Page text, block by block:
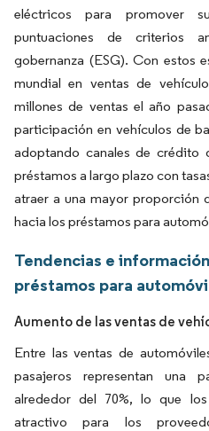
eléctricos para promover
puntuaciones de criterios
gobernanza (ESG). Con estos
mundial en ventas de
millones de ventas el año
participación en vehículos de
adoptando canales de
préstamos a largo plazo con
atraer a una mayor proporción
hacia los préstamos para
Tendencias e
préstamos para
Aumento de las ventas de
Entre las ventas de
pasajeros representan una
alrededor del 70%, lo que
atractivo para los